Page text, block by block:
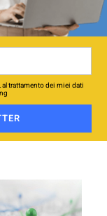
al trattamento dei miei dati